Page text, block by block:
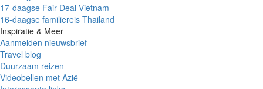
17-daagse Fair Deal Vietnam
16-daagse familiereis Thailand
Inspiratie & Meer
Aanmelden nieuwsbrief
Travel blog
Duurzaam reizen
Videobellen met Azië